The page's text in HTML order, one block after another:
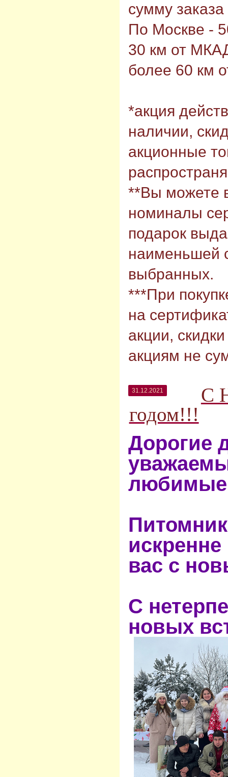
сумму
По Москве -
30 км от
более 60 км
*акция
наличии,
акционные
**Вы можете
номиналы
подарок
наименьшей
выбранных.
***При
на
акции,
акциям не
31.12.2021
С
годом!!!
Дорогие
вас с
С
новых